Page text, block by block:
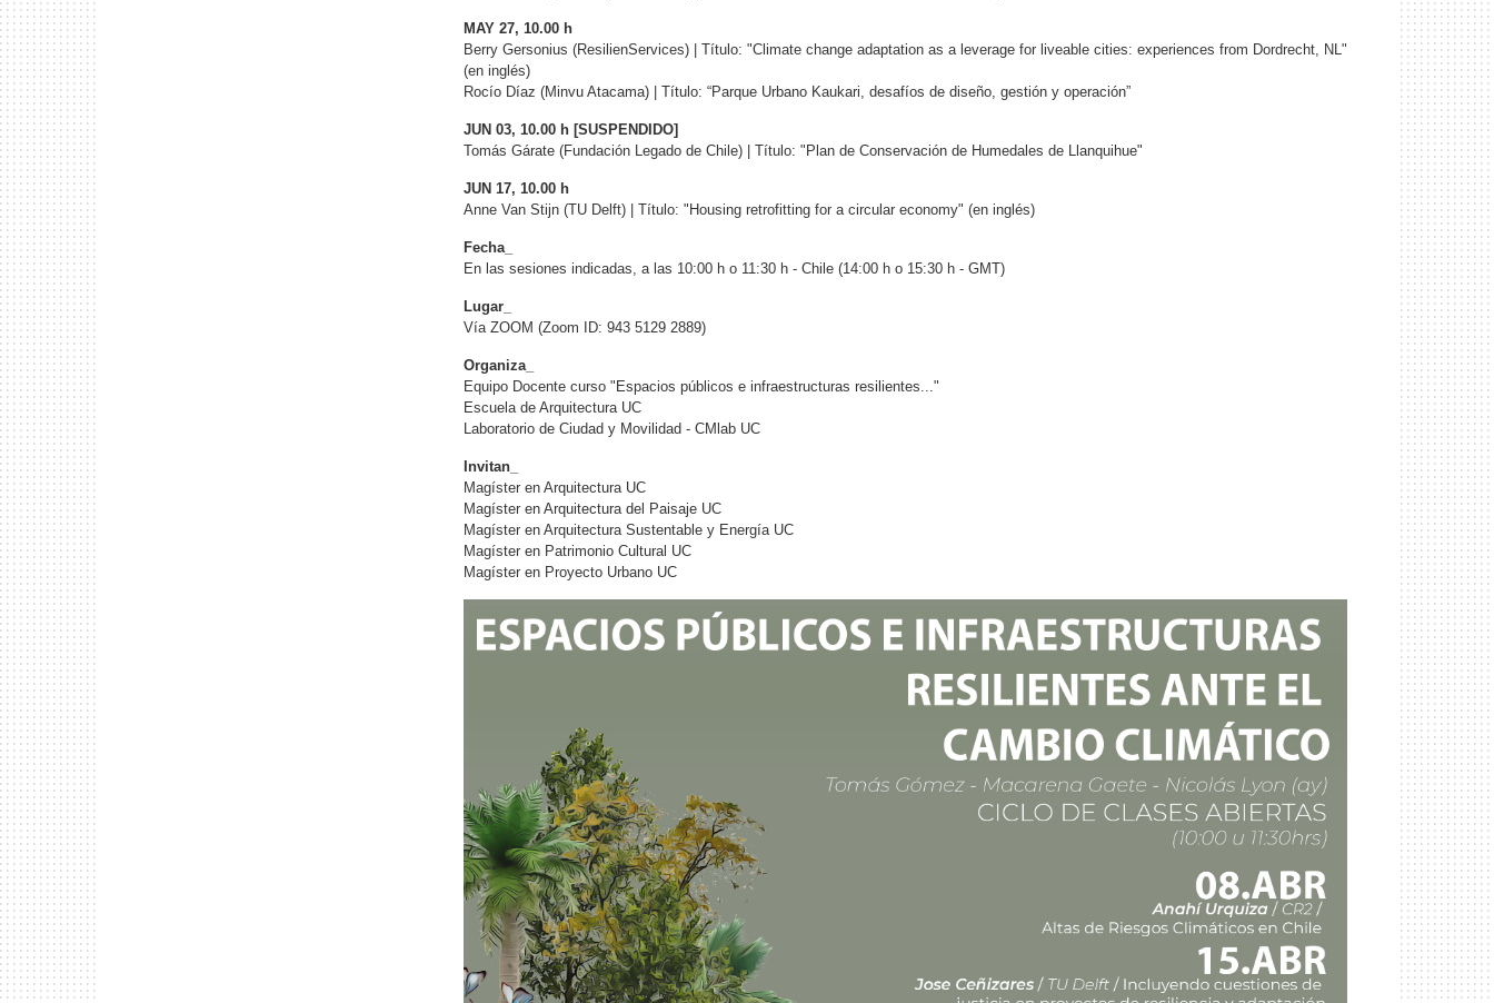
MAY 27, 10.00 h
Berry Gersonius (ResilienServices) | Título: "Climate change adaptation as a leverage for liveable cities: experiences from Dordrecht, NL"
(en inglés)
Rocío Díaz (Minvu Atacama) | Título: “Parque Urbano Kaukari, desafíos de diseño, gestión y operación”
JUN 03, 10.00 h [SUSPENDIDO]
Tomás Gárate (Fundación Legado de Chile) | Título: "Plan de Conservación de Humedales de Llanquihue"
JUN 17, 10.00 h
Anne Van Stijn (TU Delft) | Título: "Housing retrofitting for a circular economy" (en inglés)
Fecha_
En las sesiones indicadas, a las 10:00 h o 11:30 h - Chile (14:00 h o 15:30 h - GMT)
Lugar_
Vía ZOOM (Zoom ID: 943 5129 2889)
Organiza_
Equipo Docente curso "Espacios públicos e infraestructuras resilientes..."
Escuela de Arquitectura UC
Laboratorio de Ciudad y Movilidad - CMlab UC
Invitan_
Magíster en Arquitectura UC
Magíster en Arquitectura del Paisaje UC
Magíster en Arquitectura Sustentable y Energía UC
Magíster en Patrimonio Cultural UC
Magíster en Proyecto Urbano UC